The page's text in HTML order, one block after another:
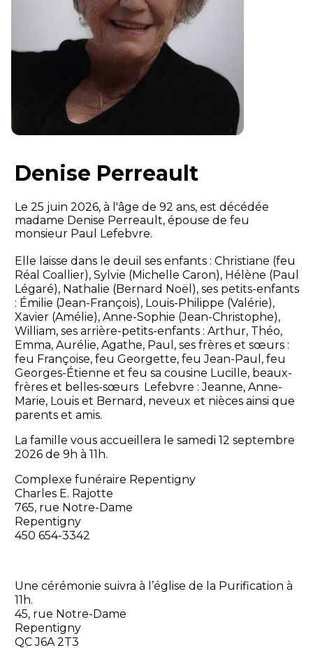
Denise Perreault
Le 25 juin 2026, à l'âge de 92 ans, est décédée
madame Denise Perreault, épouse de feu
monsieur Paul Lefebvre.
Elle laisse dans le deuil ses enfants : Christiane (feu
Réal Coallier), Sylvie (Michelle Caron), Hélène (Paul
Légaré), Nathalie (Bernard Noël), ses petits-enfants
: Émilie (Jean-François), Louis-Philippe (Valérie),
Xavier (Amélie), Anne-Sophie (Jean-Christophe),
William, ses arrière-petits-enfants : Arthur, Théo,
Emma, Aurélie, Agathe, Paul, ses frères et sœurs :
feu Françoise, feu Georgette, feu Jean-Paul, feu
Georges-Étienne et feu sa cousine Lucille, beaux-
frères et belles-sœurs Lefebvre : Jeanne, Anne-
Marie, Louis et Bernard, neveux et nièces ainsi que
parents et amis.
La famille vous accueillera le samedi 12 septembre
2026 de 9h à 11h.
Complexe funéraire Repentigny
Charles E. Rajotte
765, rue Notre-Dame
Repentigny
450 654-3342
Une cérémonie suivra à l’église de la Purification à
11h.
45, rue Notre-Dame
Repentigny
QC J6A 2T3